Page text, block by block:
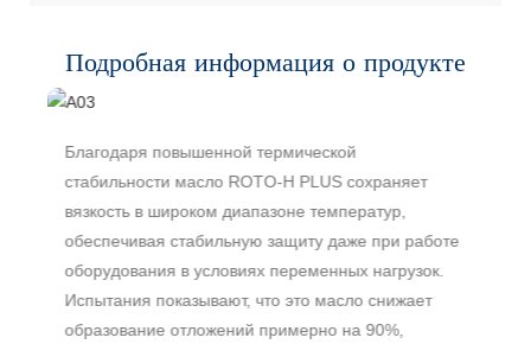
Подробная информация о продукте
Благодаря повышенной термической
стабильности масло ROTO-H PLUS сохраняет
вязкость в широком диапазоне температур,
обеспечивая стабильную защиту даже при работе
оборудования в условиях переменных нагрузок.
Испытания показывают, что это масло снижает
образование отложений примерно на 90%,